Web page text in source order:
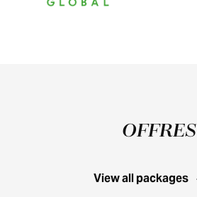
OFFRES
View all packages